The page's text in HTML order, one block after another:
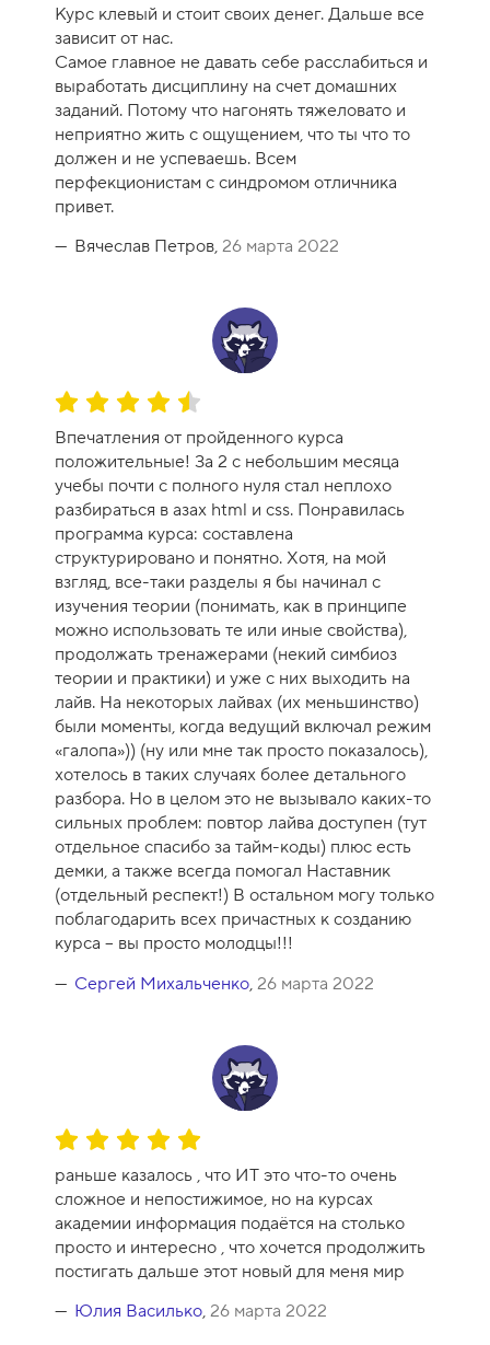
е
н
к
а
к
у
р
с
а
-
Курс клевый и стоит своих денег. Дальше все
зависит от нас.
Самое главное не давать себе расслабиться и
выработать дисциплину на счет домашних
заданий. Потому что нагонять тяжеловато и
неприятно жить с ощущением, что ты что то
должен и не успеваешь. Всем
перфекционистам с синдромом отличника
привет.
Вячеслав Петров, 26 марта 2022
О
ц
е
н
к
а
к
у
р
с
а
-
9
Впечатления от пройденного курса
положительные! За 2 с небольшим месяца
учебы почти с полного нуля стал неплохо
разбираться в азах html и css. Понравилась
программа курса: составлена
структурировано и понятно. Хотя, на мой
взгляд, все-таки разделы я бы начинал с
изучения теории (понимать, как в принципе
можно использовать те или иные свойства),
продолжать тренажерами (некий симбиоз
теории и практики) и уже с них выходить на
лайв. На некоторых лайвах (их меньшинство)
были моменты, когда ведущий включал режим
«галопа»)) (ну или мне так просто показалось),
хотелось в таких случаях более детального
разбора. Но в целом это не вызывало каких-то
сильных проблем: повтор лайва доступен (тут
отдельное спасибо за тайм-коды) плюс есть
демки, а также всегда помогал Наставник
(отдельный респект!) В остальном могу только
поблагодарить всех причастных к созданию
курса – вы просто молодцы!!!
Сергей Михальченко, 26 марта 2022
О
е
н
к
а
к
у
раньше казалось , что ИТ это что-то очень
сложное и непостижимое, но на курсах
академии информация подаётся на столько
просто и интересно , что хочется продолжить
постигать дальше этот новый для меня мир
Юлия Василько, 26 марта 2022